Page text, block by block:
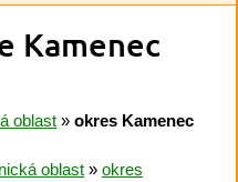
Kamenec
oblast » okres Kamenec
oblast » okres